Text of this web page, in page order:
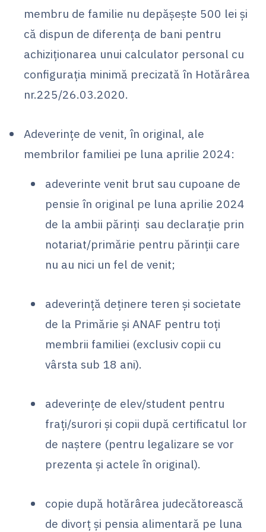
membru de familie nu depăşeşte 500 lei şi
că dispun de diferenţa de bani pentru
achiziţionarea unui calculator personal cu
configuraţia minimă precizată în Hotărârea
nr.225/26.03.2020.
Adeverinţe de venit, în original, ale
membrilor familiei pe luna aprilie 2024:
adeverinte venit brut sau cupoane de
pensie în original pe luna aprilie 2024
de la ambii părinţi sau declaraţie prin
notariat/primărie pentru părinţii care
nu au nici un fel de venit;
adeverinţă deţinere teren şi societate
de la Primărie şi ANAF pentru toți
membrii familiei (exclusiv copii cu
vârsta sub 18 ani).
adeverinţe de elev/student pentru
fraţi/surori şi copii după certificatul lor
de naştere (pentru legalizare se vor
prezenta şi actele în original).
copie după hotărârea judecătorească
de divorţ şi pensia alimentară pe luna